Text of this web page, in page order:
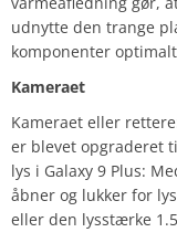
udnytte den trange
komponenter
Kameraet
Kameraet eller
er blevet opgraderet
lys i Galaxy 9 Plus:
åbner og lukker for
eller den lysstærke